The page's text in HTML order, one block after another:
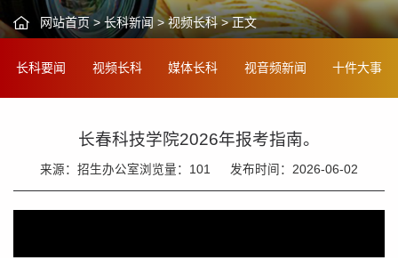
网站首页>长科新闻 >视频长科> 正文
长科要闻 视频长科 媒体长科 视音频新闻 十件大事
长春科技学院2026年报考指南。
来源：招生办公室浏览量： 101 发布时间：2026-06-02